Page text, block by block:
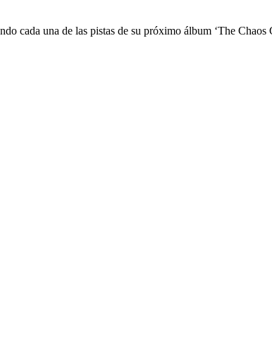
cada una de las pistas de su próximo álbum ‘The Chaos